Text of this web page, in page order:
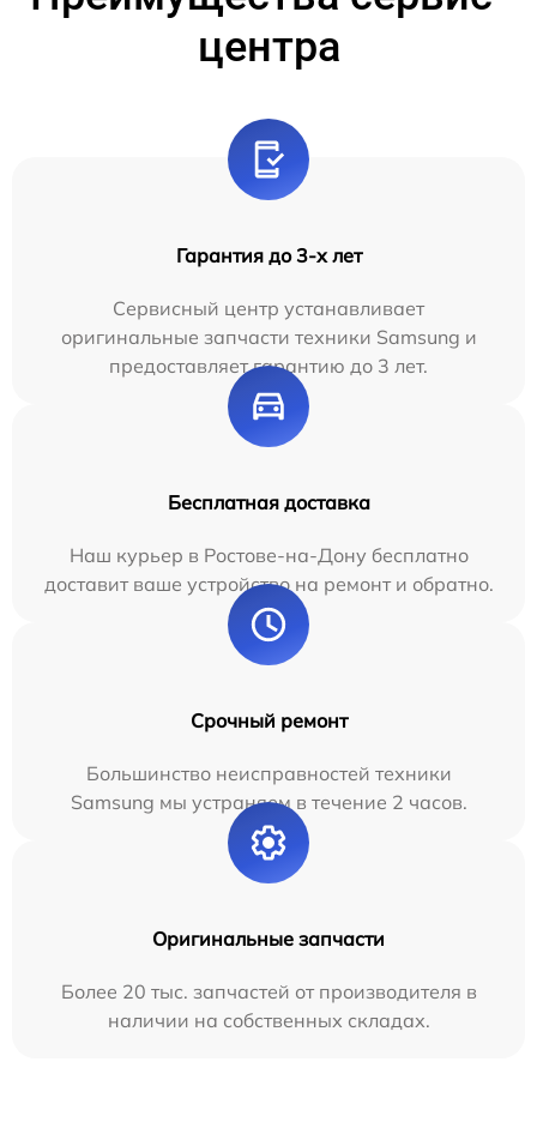
центра
Гарантия до 3-х лет
Сервисный центр устанавливает
оригинальные запчасти техники Samsung и
предоставляет гарантию до 3 лет.
Бесплатная доставка
Наш курьер в Ростове-на-Дону бесплатно
доставит ваше устройство на ремонт и обратно.
Срочный ремонт
Большинство неисправностей техники
Samsung мы устраняем в течение 2 часов.
Оригинальные запчасти
Более 20 тыс. запчастей от производителя в
наличии на собственных складах.